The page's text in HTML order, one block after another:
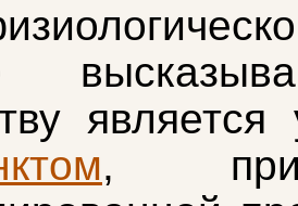
является
,